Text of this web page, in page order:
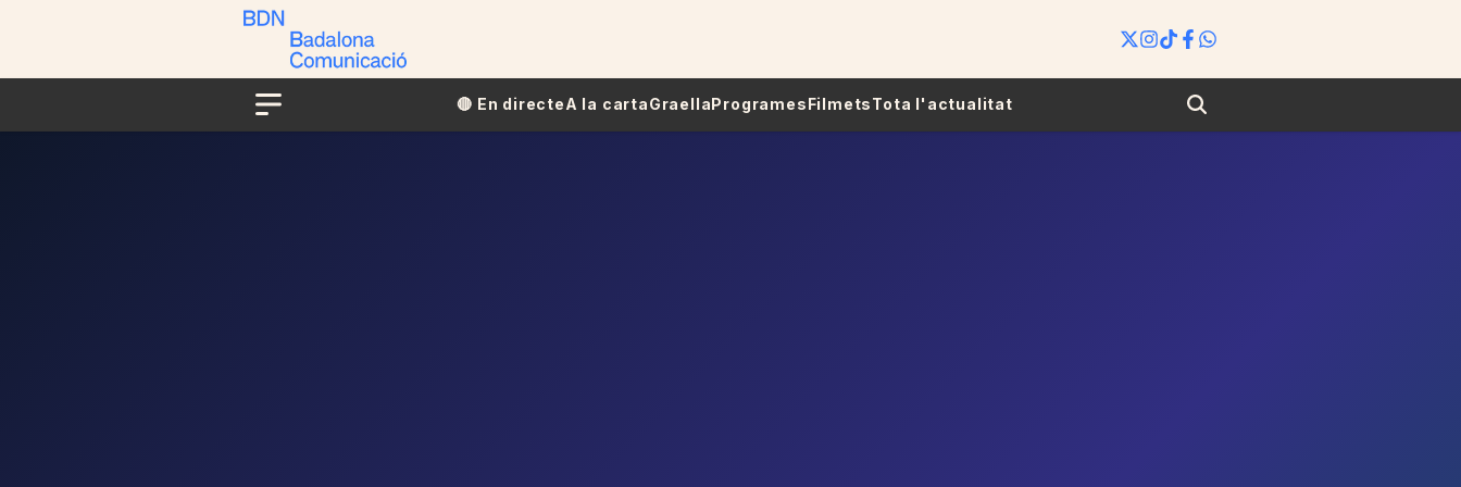
Menu
🔴​​ En directeA la cartaGraellaProgramesFilmetsTota l'actualitat Search